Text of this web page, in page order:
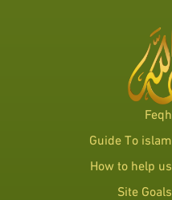
Feqh
Guide To islam
How to help us
Site Goals